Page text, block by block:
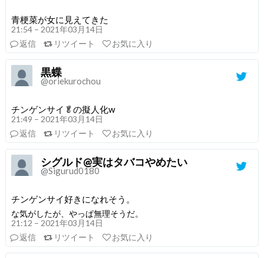
青梗菜が女に見えてきた
21:54 – 2021年03月14日
返信
リツイート お気に入り
黒蝶
@oriekurochou
チンゲンサイ🥬の擬人化w
21:49 – 2021年03月14日
返信
リツイート お気に入り
シグルド@実はタバコやめたい
@Sigurud0180
チンゲンサイ好きになれそう。
な気がしたが、やっぱ無理そうだ。
21:12 – 2021年03月14日
返信
リツイート お気に入り